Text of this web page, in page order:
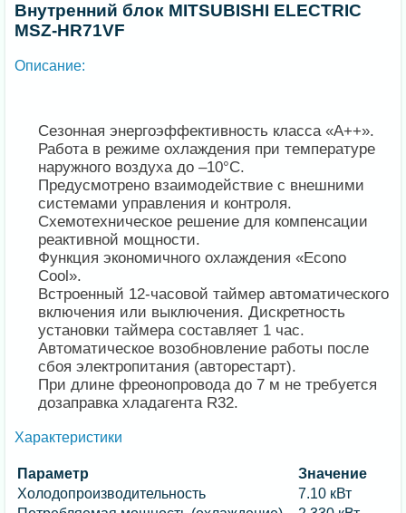
Внутренний блок MITSUBISHI ELECTRIC
MSZ-HR71VF
Описание:
Сезонная энергоэффективность класса «А++».
Работа в режиме охлаждения при температуре
наружного воздуха до –10°C.
Предусмотрено взаимодействие с внешними
системами управления и контроля.
Схемотехническое решение для компенсации
реактивной мощности.
Функция экономичного охлаждения «Econo
Cool».
Встроенный 12-часовой таймер автоматического
включения или выключения. Дискретность
установки таймера составляет 1 час.
Автоматическое возобновление работы после
сбоя электропитания (авторестарт).
При длине фреонопровода до 7 м не требуется
дозаправка хладагента R32.
Характеристики
Параметр
Значение
Холодопроизводительность
7.10 кВт